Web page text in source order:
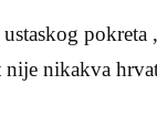
pokreta
nije nikakva